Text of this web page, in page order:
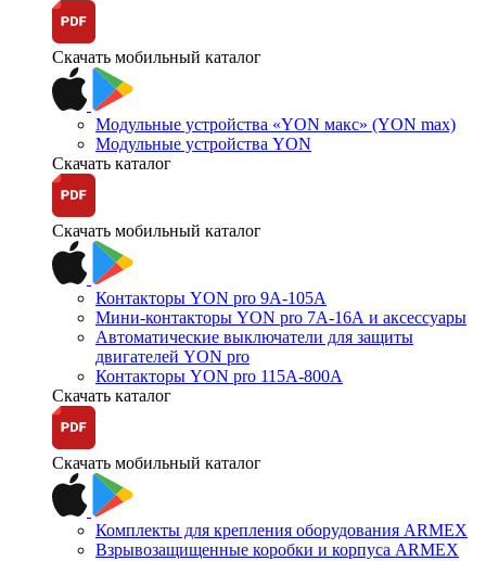
Скачать мобильный каталог
Модульные устройства «YON макс» (YON max)
Модульные устройства YON
Скачать каталог
Скачать мобильный каталог
Контакторы YON pro 9А-105А
Мини-контакторы YON pro 7А-16А и аксессуары
Автоматические выключатели для защиты
двигателей YON pro
Контакторы YON pro 115А-800А
Скачать каталог
Скачать мобильный каталог
Комплекты для крепления оборудования ARMEX
Взрывозащищенные коробки и корпуса ARMEX